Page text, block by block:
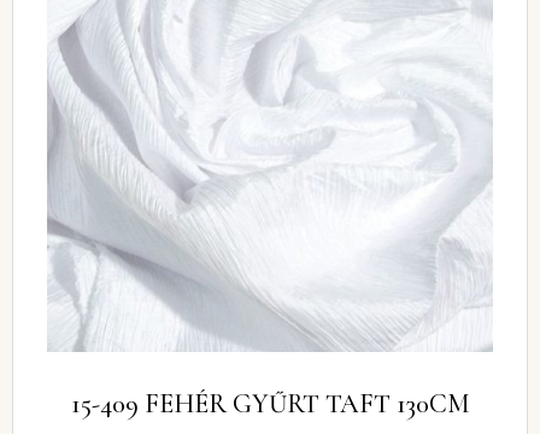
15-409 FEHÉR GYŰRT TAFT 130CM